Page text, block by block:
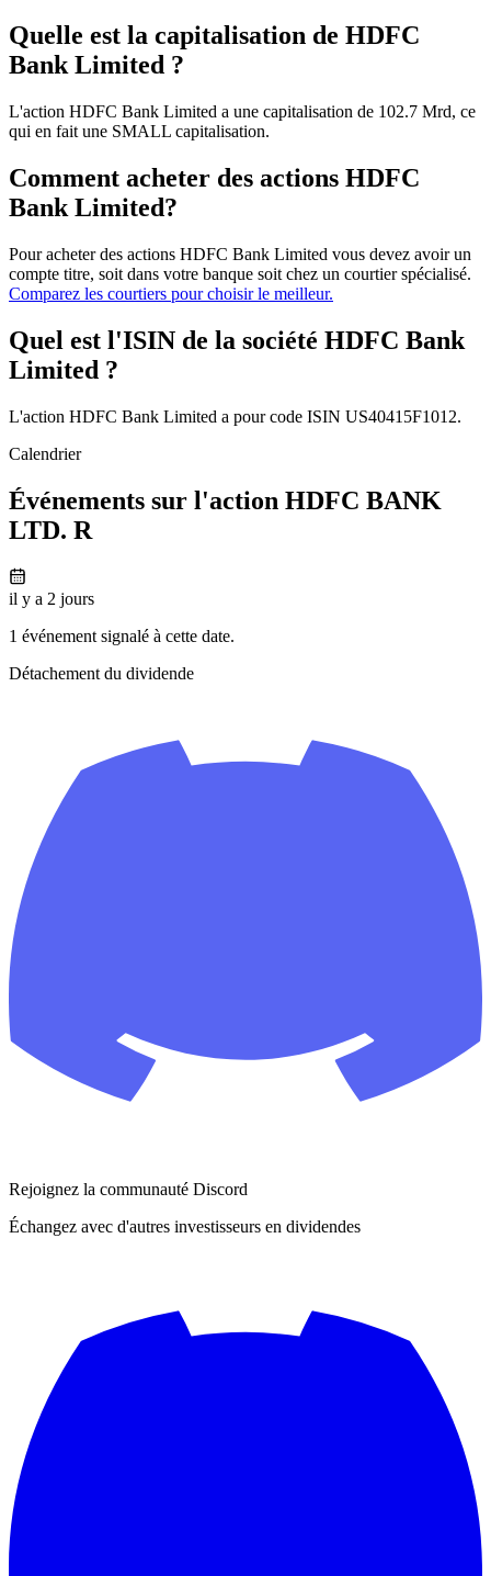
Quelle est la capitalisation de HDFC
Bank Limited ?
L'action HDFC Bank Limited a une capitalisation de 102.7 Mrd, ce
qui en fait une SMALL capitalisation.
Comment acheter des actions HDFC
Bank Limited?
Pour acheter des actions HDFC Bank Limited vous devez avoir un
compte titre, soit dans votre banque soit chez un courtier spécialisé.
Comparez les courtiers pour choisir le meilleur.
Quel est l'ISIN de la société HDFC Bank
Limited ?
L'action HDFC Bank Limited a pour code ISIN US40415F1012.
Calendrier
Événements sur l'action HDFC BANK
LTD. R
il y a 2 jours
1 événement signalé à cette date.
Détachement du dividende
Rejoignez la communauté Discord
Échangez avec d'autres investisseurs en dividendes